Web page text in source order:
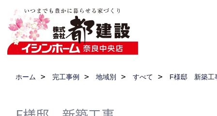
ホーム 完工事例 地域別 すべて F様邸 新築工